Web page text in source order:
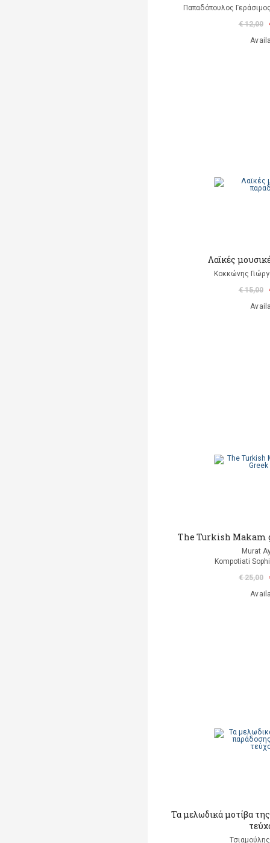
Παπαδόπουλος
€ 12,00
Λαϊκές
Κοκκώνης
€ 15,00
The Turkish Makam
Murat
Kompotiati
€ 25,00
Τα μελωδικά μοτίβα